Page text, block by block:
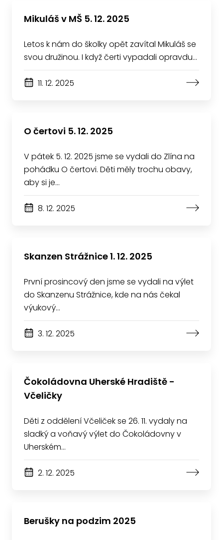
Mikuláš v MŠ 5. 12. 2025
Letos k nám do školky opět zavítal Mikuláš se
svou družinou. I když čerti vypadali opravdu…
11. 12. 2025
O čertovi 5. 12. 2025
V pátek 5. 12. 2025 jsme se vydali do Zlína na
pohádku O čertovi. Děti měly trochu obavy,
aby si je…
8. 12. 2025
Skanzen Strážnice 1. 12. 2025
První prosincový den jsme se vydali na výlet
do Skanzenu Strážnice, kde na nás čekal
výukový…
3. 12. 2025
Čokoládovna Uherské Hradiště -
Včeličky
Děti z oddělení Včeliček se 26. 11. vydaly na
sladký a voňavý výlet do Čokoládovny v
Uherském…
2. 12. 2025
Berušky na podzim 2025